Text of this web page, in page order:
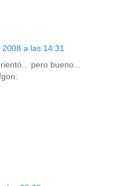
a las 14:31
pero bueno...